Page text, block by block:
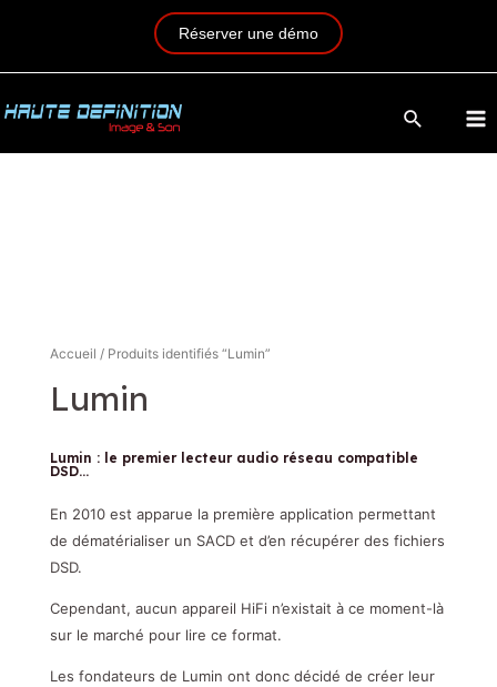
Réserver une démo
Accueil / Produits identifiés “Lumin”
Lumin
Lumin : le premier lecteur audio réseau compatible
DSD…
En 2010 est apparue la première application permettant
de dématérialiser un SACD et d’en récupérer des fichiers
DSD.
Cependant, aucun appareil HiFi n’existait à ce moment-là
sur le marché pour lire ce format.
Les fondateurs de Lumin ont donc décidé de créer leur